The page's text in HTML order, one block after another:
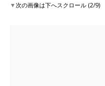
▼次の画像は下へスクロール (2/9)